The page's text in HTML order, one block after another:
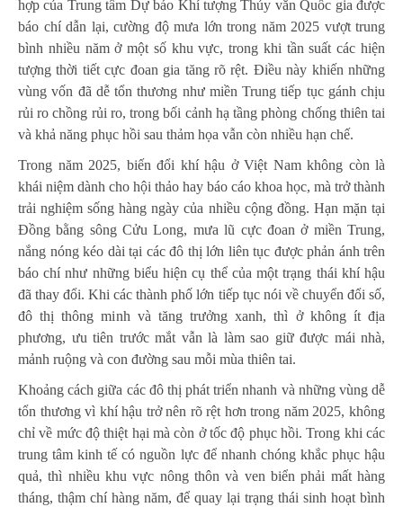
hợp của Trung tâm Dự báo Khí tượng Thủy văn Quốc gia được
báo chí dẫn lại, cường độ mưa lớn trong năm 2025 vượt trung
bình nhiều năm ở một số khu vực, trong khi tần suất các hiện
tượng thời tiết cực đoan gia tăng rõ rệt. Điều này khiến những
vùng vốn đã dễ tổn thương như miền Trung tiếp tục gánh chịu
rủi ro chồng rủi ro, trong bối cảnh hạ tầng phòng chống thiên tai
và khả năng phục hồi sau thảm họa vẫn còn nhiều hạn chế.
Trong năm 2025, biến đổi khí hậu ở Việt Nam không còn là
khái niệm dành cho hội thảo hay báo cáo khoa học, mà trở thành
trải nghiệm sống hàng ngày của nhiều cộng đồng. Hạn mặn tại
Đồng bằng sông Cửu Long, mưa lũ cực đoan ở miền Trung,
nắng nóng kéo dài tại các đô thị lớn liên tục được phản ánh trên
báo chí như những biểu hiện cụ thể của một trạng thái khí hậu
đã thay đổi. Khi các thành phố lớn tiếp tục nói về chuyển đổi số,
đô thị thông minh và tăng trưởng xanh, thì ở không ít địa
phương, ưu tiên trước mắt vẫn là làm sao giữ được mái nhà,
mảnh ruộng và con đường sau mỗi mùa thiên tai.
Khoảng cách giữa các đô thị phát triển nhanh và những vùng dễ
tổn thương vì khí hậu trở nên rõ rệt hơn trong năm 2025, không
chỉ về mức độ thiệt hại mà còn ở tốc độ phục hồi. Trong khi các
trung tâm kinh tế có nguồn lực để nhanh chóng khắc phục hậu
quả, thì nhiều khu vực nông thôn và ven biển phải mất hàng
tháng, thậm chí hàng năm, để quay lại trạng thái sinh hoạt bình